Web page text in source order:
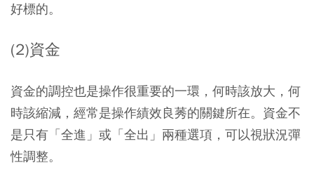
好標的。
(2)資金
資金的調控也是操作很重要的一環，何時該放大，何
時該縮減，經常是操作績效良莠的關鍵所在。資金不
是只有「全進」或「全出」兩種選項，可以視狀況彈
性調整。